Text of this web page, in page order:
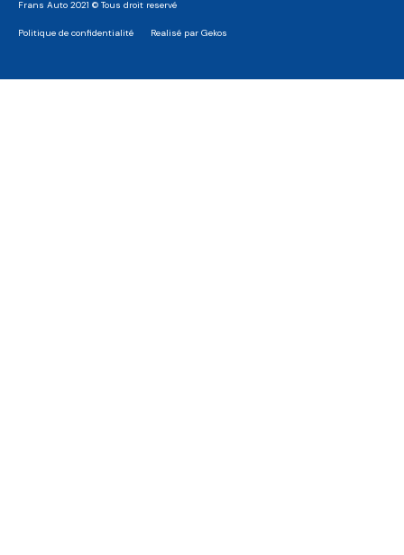
Frans Auto 2021 © Tous droit reservé
Politique de confidentialité Realisé par Gekos